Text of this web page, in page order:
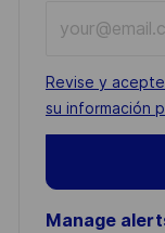
Email
address
(Required)
Required
Revise y
su información
Manage